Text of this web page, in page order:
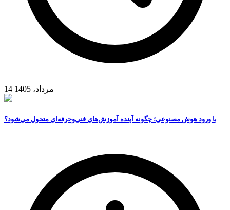
14 مرداد، 1405
با ورود هوش مصنوعی؛ چگونه آینده آموزش‌های فنی‌وحرفه‌ای متحول می‌شود؟